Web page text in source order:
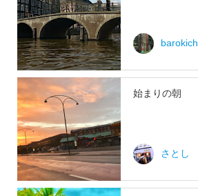
barokich
始まりの朝
さとし